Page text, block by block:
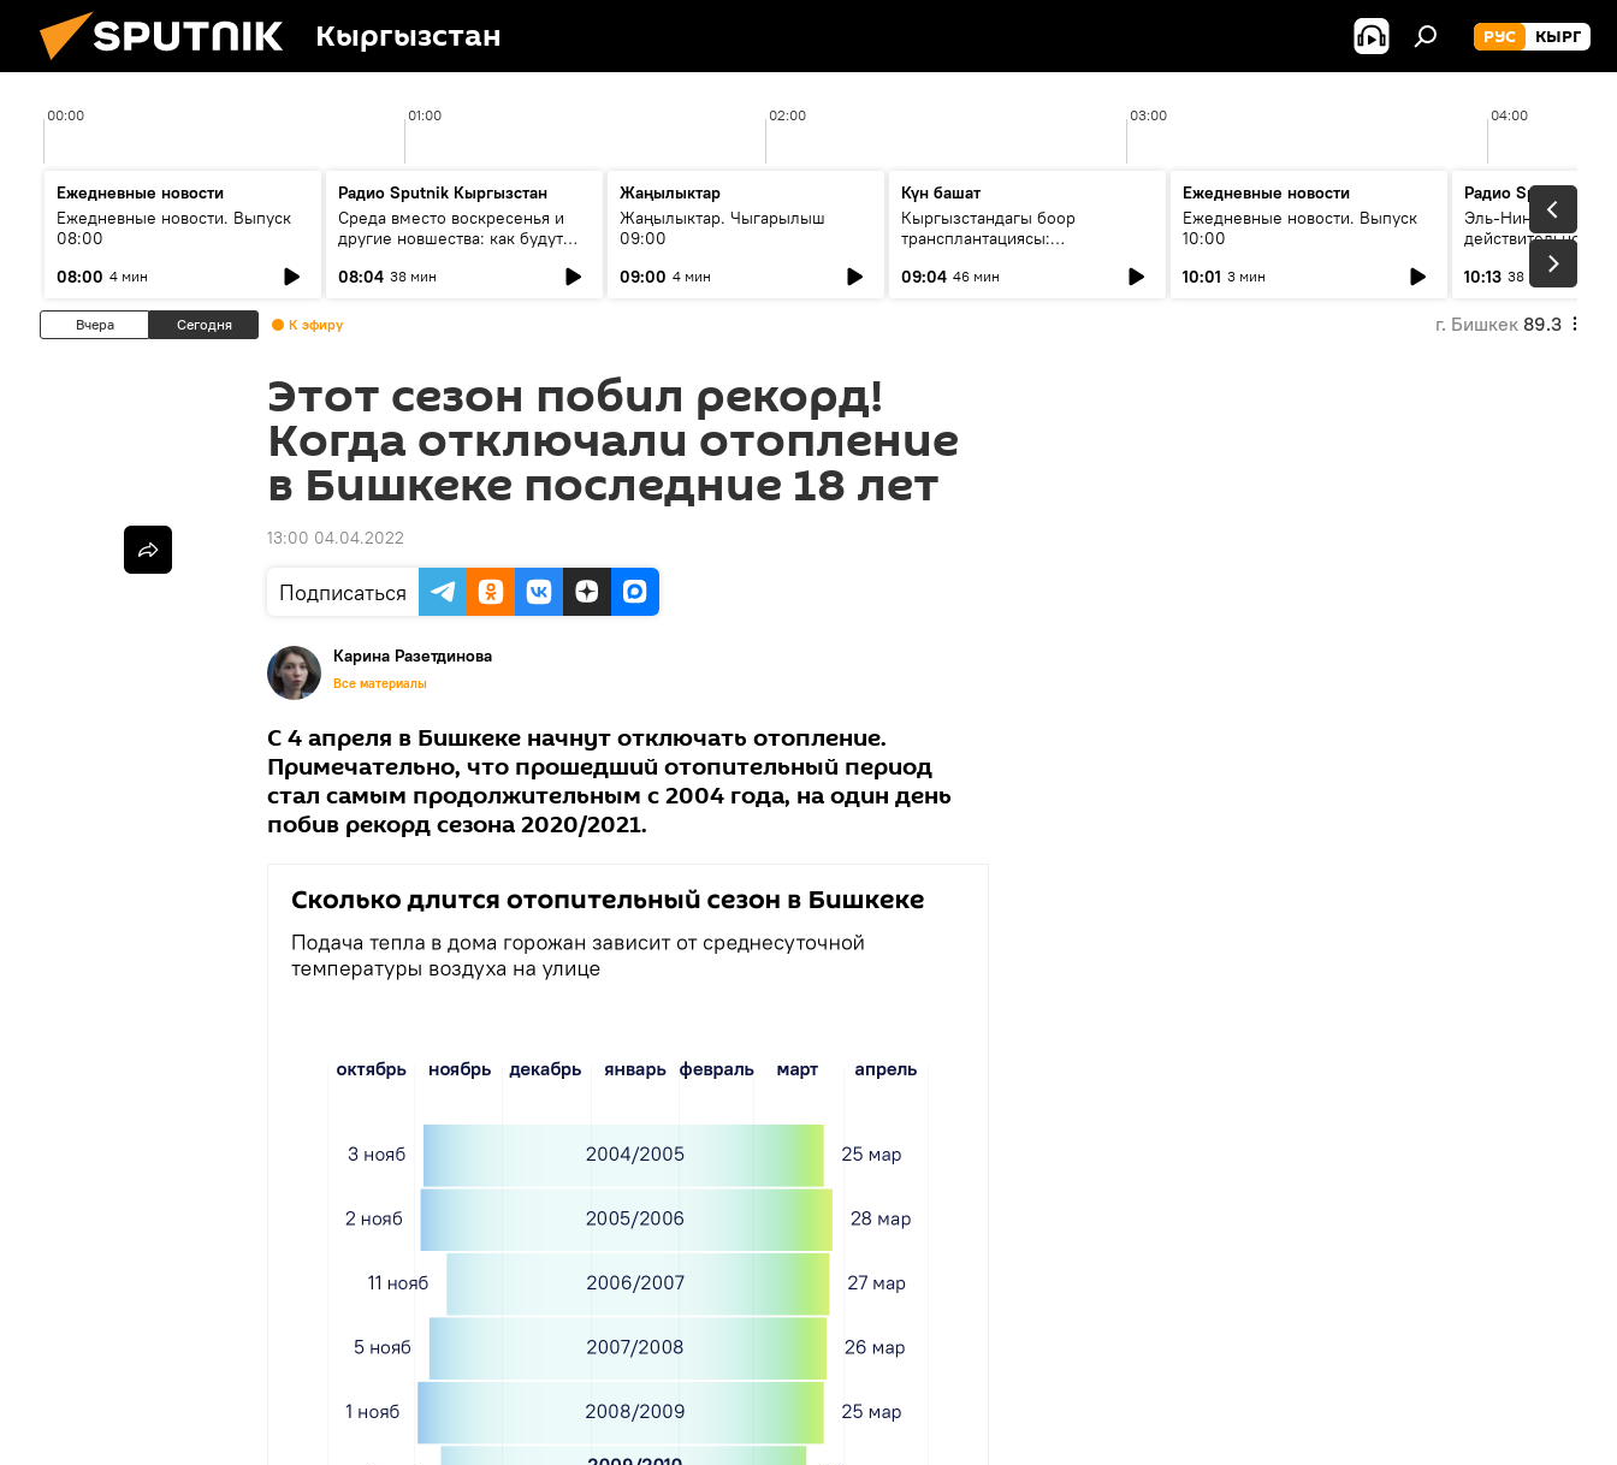
Кыргызстан РУС КЫРГ
00:00 01:00 02:00 03:00 04:00
Ежедневные новости
Ежедневные новости. Выпуск
08:00
08:00 4 мин
Радио Sputnik Кыргызстан
Среда вместо воскресенья и
другие новшества: как будут
08:04 38 мин
Жаңылыктар
Жаңылыктар. Чыгарылыш
09:00
09:00 4 мин
Күн башат
Кыргызстандагы боор
трансплантациясы:
келечеги
09:04 46 мин
Ежедневные новости
Ежедневные новости. Выпуск
10:00
10:01 3 мин
Радио Sputnik
Эль-Ниньо, жара и
действительно
погоду в
10:13 38 мин
Вчера Сегодня К эфиру г. Бишкек 89.3
Этот сезон побил рекорд!
Когда отключали отопление
в Бишкеке последние 18 лет
13:00 04.04.2022
Подписаться
Карина Разетдинова
Все материалы
С 4 апреля в Бишкеке начнут отключать отопление.
Примечательно, что прошедший отопительный период
стал самым продолжительным с 2004 года, на один день
побив рекорд сезона 2020/2021.